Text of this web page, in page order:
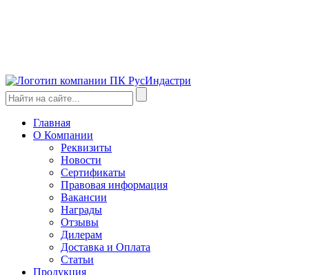
Главная
О Компании
Реквизиты
Новости
Сертификаты
Правовая информация
Вакансии
Награды
Отзывы
Дилерам
Доставка и Оплата
Статьи
Продукция